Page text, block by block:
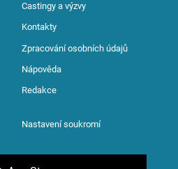
Castingy a výzvy
Kontakty
Zpracování osobních údajů
Nápověda
Redakce
Nastavení soukromí